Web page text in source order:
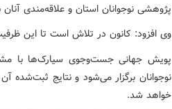
پژوهشی نوجوانان استان و علاقه‌مندی
وی افزود: کانون در تلاش است تا این
پویش جهانی جست‌وجوی سیارک‌ها با
نوجوانان برگزار می‌شود و نتایج ثبت‌شده
خواهد شد.